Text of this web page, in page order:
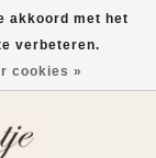
akkoord met het
verbeteren.
cookies »